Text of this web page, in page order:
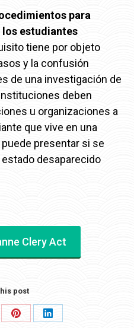
para
estudiantes
tiene por objeto
y la confusión
de una investigación de
deben
u organizaciones a
que vive en una
presentar si se
desaparecido
Clery Act
post
Share
Share